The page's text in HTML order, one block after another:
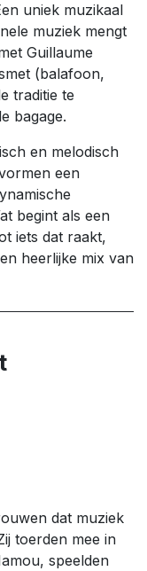
uniek muzikaal
muziek mengt
Guillaume
(balafoon,
traditie te
bagage.
en melodisch
een
begint als een
iets dat raakt,
heerlijke mix van
dat muziek
toerden mee in
speelden